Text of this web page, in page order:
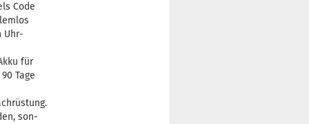
Code
Uhr-
für
Tage
son-